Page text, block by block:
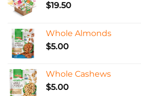
$19.50
Whole Almonds
$5.00
Whole Cashews
$5.00